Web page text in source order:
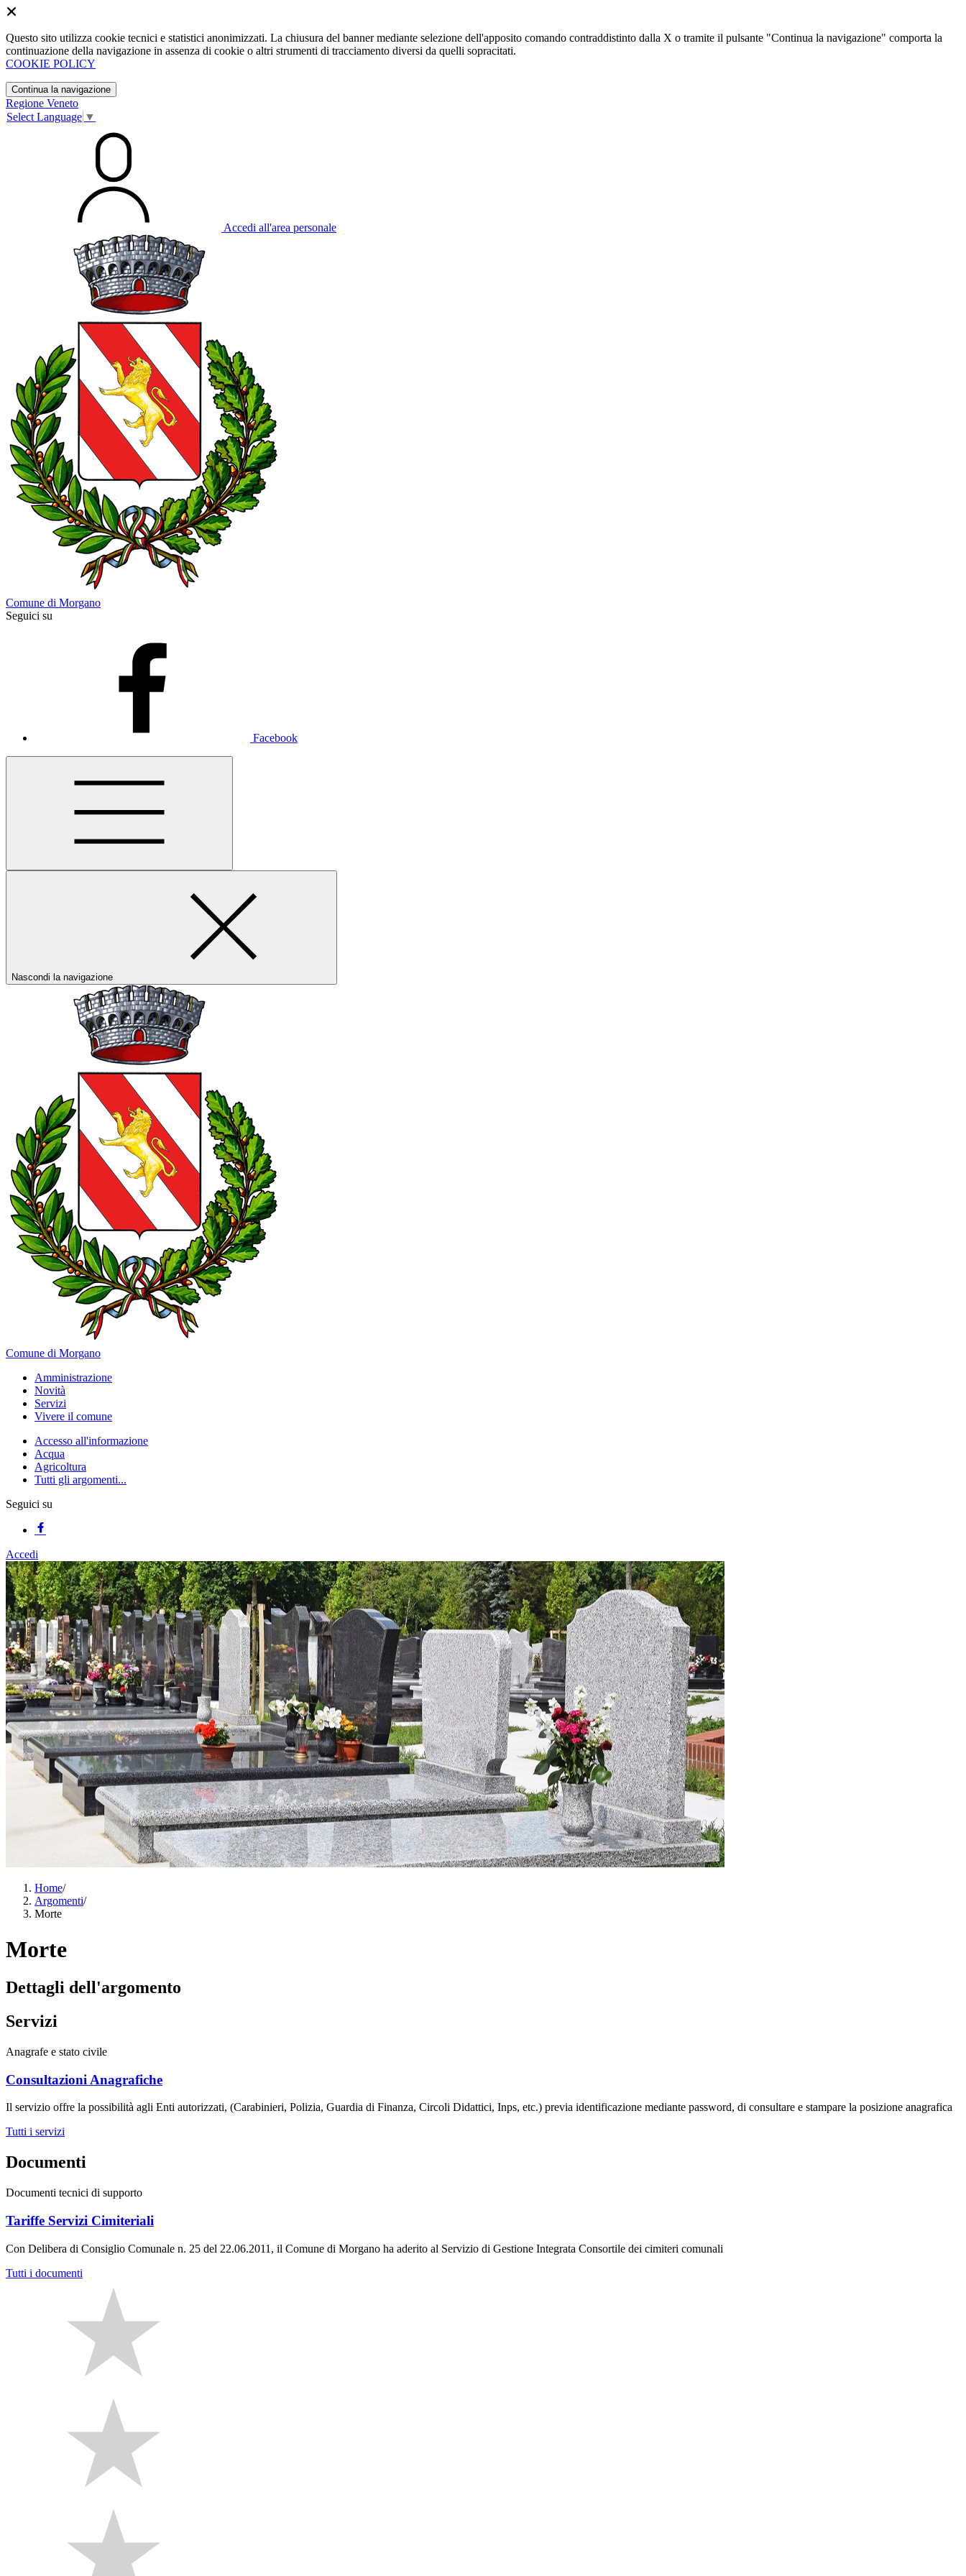
Questo sito utilizza cookie tecnici e statistici anonimizzati. La chiusura del banner mediante selezione dell'apposito comando contraddistinto dalla X o tramite il pulsante "Continua la navigazione" comporta la
continuazione della navigazione in assenza di cookie o altri strumenti di tracciamento diversi da quelli sopracitati.
COOKIE POLICY
Continua la navigazione
Regione Veneto
Select Language ▼
Accedi all'area personale
Comune di Morgano
Seguici su
Facebook
Nascondi la navigazione
Comune di Morgano
Amministrazione
Novità
Servizi
Vivere il comune
Accesso all'informazione
Acqua
Agricoltura
Tutti gli argomenti...
Seguici su
Accedi
Home/
Argomenti/
Morte
Morte
Dettagli dell'argomento
Servizi
Anagrafe e stato civile
Consultazioni Anagrafiche
Il servizio offre la possibilità agli Enti autorizzati, (Carabinieri, Polizia, Guardia di Finanza, Circoli Didattici, Inps, etc.) previa identificazione mediante password, di consultare e stampare la posizione anagrafica
Tutti i servizi
Documenti
Documenti tecnici di supporto
Tariffe Servizi Cimiteriali
Con Delibera di Consiglio Comunale n. 25 del 22.06.2011, il Comune di Morgano ha aderito al Servizio di Gestione Integrata Consortile dei cimiteri comunali
Tutti i documenti